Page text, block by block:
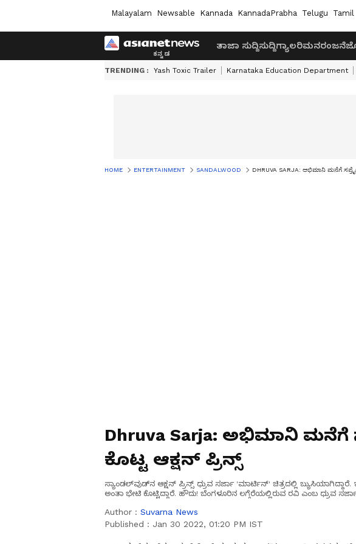
Malayalam Newsable Kannada KannadaPrabha Telugu Tamil
ತಾಜಾ ಸುದ್ದಿಸುದ್ದಿಗ್ಯಾಲರಿಮನರಂಜನೆ
TRENDING : Yash Toxic Trailer Karnataka Education Department
HOME ENTERTAINMENT SANDALWOOD DHRUVA SARJA: ಅಭಿಮಾನಿ ಮನೆಗೆ
Dhruva Sarja: ಅಭಿಮಾನಿ ಮನೆಗೆ
ಕೊಟ್ಟ ಆಕ್ಷನ್ ಪ್ರಿನ್ಸ್
ಸ್ಯಾಂಡಲ್‌ವುಡ್‌ನ ಆಕ್ಷನ್ ಪ್ರಿನ್ಸ್ ಧ್ರುವ ಸರ್ಜಾ 'ಮಾರ್ಟಿನ್' ಚಿತ್ರದಲ್ಲಿ
ಅಂತಾ ಭೇಟಿ ಕೊಟ್ಟಿದ್ದಾರೆ. ಹೌದು! ಬೆಂಗಳೂರಿನ ಲಗ್ಗೆರೆಯಲ್ಲಿರುವ ರವಿ ಎಂಬ ಧ್ರುವ
Author : Suvarna News
Published : Jan 30 2022, 01:20 PM IST